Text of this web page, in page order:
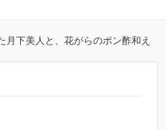
月下美人と、花がらのポン酢和え